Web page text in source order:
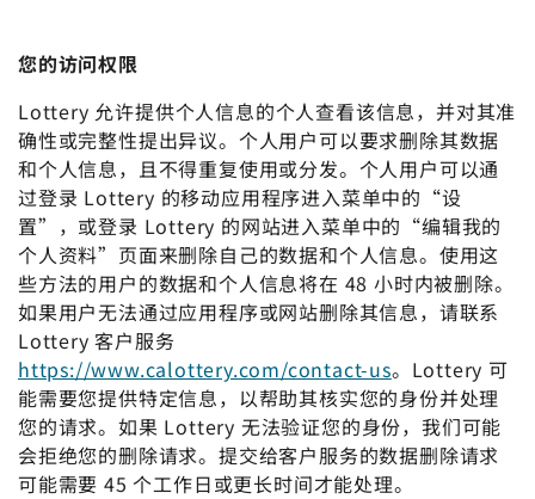
您的访问权限
Lottery 允许提供个人信息的个人查看该信息，并对其准
确性或完整性提出异议。个人用户可以要求删除其数据
和个人信息，且不得重复使用或分发。个人用户可以通
过登录 Lottery 的移动应用程序进入菜单中的“设
置”，或登录 Lottery 的网站进入菜单中的“编辑我的
个人资料”页面来删除自己的数据和个人信息。使用这
些方法的用户的数据和个人信息将在 48 小时内被删除。
如果用户无法通过应用程序或网站删除其信息，请联系
Lottery 客户服务
https://www.calottery.com/contact-us。Lottery 可
能需要您提供特定信息，以帮助其核实您的身份并处理
您的请求。如果 Lottery 无法验证您的身份，我们可能
会拒绝您的删除请求。提交给客户服务的数据删除请求
可能需要 45 个工作日或更长时间才能处理。